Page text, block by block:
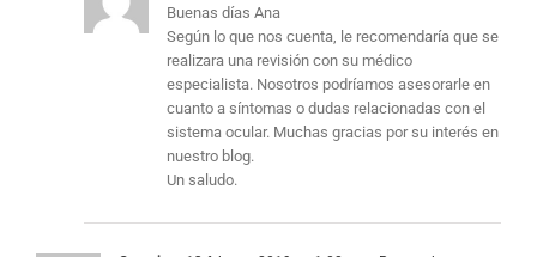
Buenas días Ana
Según lo que nos cuenta, le recomendaría que se
realizara una revisión con su médico
especialista. Nosotros podríamos asesorarle en
cuanto a síntomas o dudas relacionadas con el
sistema ocular. Muchas gracias por su interés en
nuestro blog.
Un saludo.